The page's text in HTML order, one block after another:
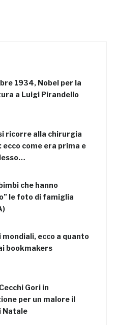
1934, Nobel per la
a Luigi Pirandello
ricorre alla chirurgia
come era prima e
che hanno
le foto di famiglia
mondiali, ecco a quanto
bookmakers
Gori in
per un malore il
Natale